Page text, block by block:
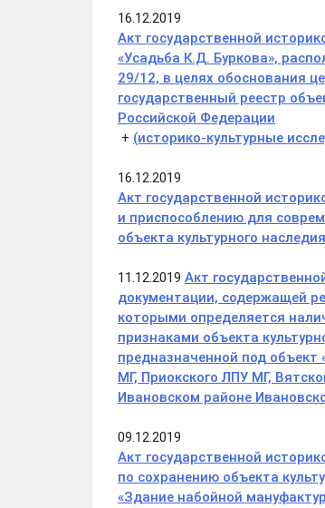
16.12.2019
Акт государственной
«Усадьба К.Д. Буркова»,
29/12, в целях обоснования
государственный реестр
Российской Федерации
+ (историко-культурные
16.12.2019
Акт государственной
и приспособлению для
объекта культурного
11.12.2019 Акт
документации, содержащей
которыми определяется
признаками объекта
предназначенной под
МГ, Приокского ЛПУ МГ,
Ивановском районе
09.12.2019
Акт государственной
по сохранению объекта
«Здание набойной